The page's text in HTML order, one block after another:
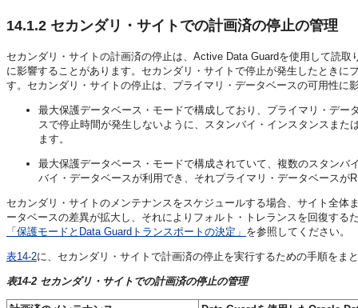
14.1.2 セカンダリ・サイトでの計画済の停止の管理
セカンダリ・サイトの計画済の停止は、Active Data Guardを使用して読
に影響することがあります。セカンダリ・サイトで停止が発生したとき
す。セカンダリ・サイトの停止は、プライマリ・データベースの可用性に
最大保護データベース・モードで構成しており、プライマリ・デ
スで停止時間が発生しないように、スタンバイ・インスタンスま
ます。
最大保護データベース・モードで構成されていて、複数のスタンバ
バイ・データベースが利用でき、それプライマリ・データベース
セカンダリ・サイトのメンテナンスをスケジュールする場合、サイト全
ータベースの差異が拡大し、それによりフォルト・トレランスを回復す
「保護モードとData Guardトランスポートの決定」 を参照してください。
表14-2に、セカンダリ・サイトで計画済の停止を実行するための手順をま
表14-2 セカンダリ・サイトでの計画済の停止の管理